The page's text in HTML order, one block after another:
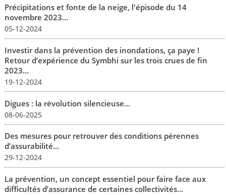
Précipitations et fonte de la neige, l'épisode du 14
novembre 2023...
05-12-2024
Investir dans la prévention des inondations, ça paye !
Retour d’expérience du Symbhi sur les trois crues de fin
2023...
19-12-2024
Digues : la révolution silencieuse...
08-06-2025
Des mesures pour retrouver des conditions pérennes
d’assurabilité...
29-12-2024
La prévention, un concept essentiel pour faire face aux
difficultés d’assurance de certaines collectivités...